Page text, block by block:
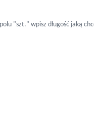
"szt." wpisz długość jaką